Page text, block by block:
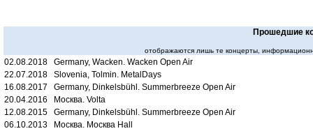
Прошедшие
отображаются лишь те концерты,
02.08.2018 Germany, Wacken. Wacken Open Air
22.07.2018 Slovenia, Tolmin. MetalDays
16.08.2017 Germany, Dinkelsbühl. Summerbreeze Open Air
20.04.2016 Москва. Volta
12.08.2015 Germany, Dinkelsbühl. Summerbreeze Open Air
06.10.2013 Москва. Москва Hall